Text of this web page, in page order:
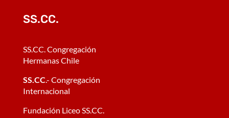
SS.CC.
SS.CC. Congregación
Hermanas Chile
SS.CC.- Congregación
Internacional
Fundación Liceo SS.CC.